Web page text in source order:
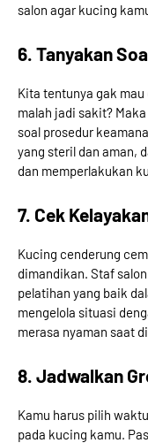
salon agar kucing
6. Tanyakan
Kita tentunya gak
malah jadi sakit?
soal prosedur
yang steril dan aman,
dan memperlakukan
7. Cek
Kucing cenderung
dimandikan. Staf
pelatihan yang baik
mengelola situasi
merasa nyaman saat
8. Jadwalkan
Kamu harus pilih
pada kucing kamu.